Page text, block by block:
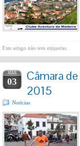
Este artigo não tem etiquetas.
MAR
03
Câmara
2015
Notícias